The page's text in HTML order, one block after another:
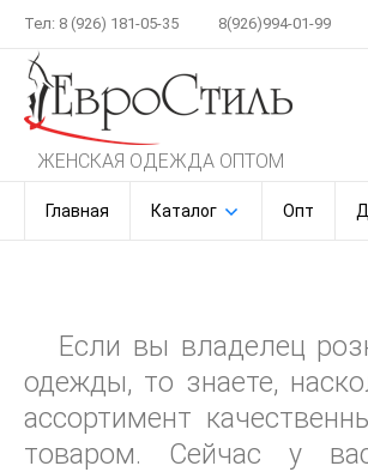
Тел: 8 (926) 181-05-35 8(926)994-01-99
ЖЕНСКАЯ ОДЕЖДА ОПТОМ
Главная Каталог Опт
Если вы владелец
одежды, то знаете,
ассортимент
товаром. Сейчас у